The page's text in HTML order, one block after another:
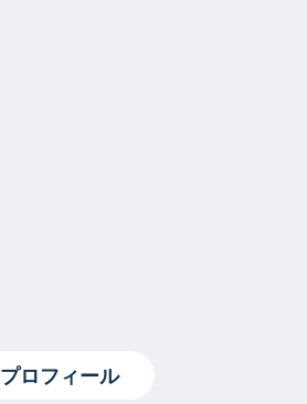
プロフィール